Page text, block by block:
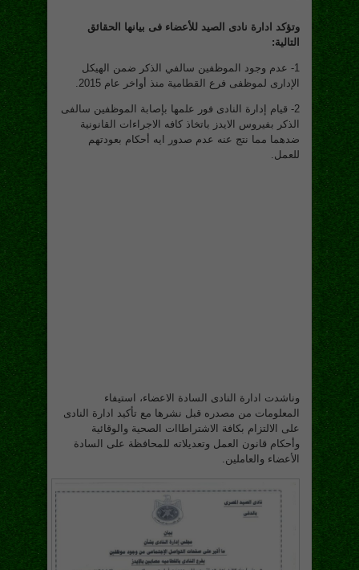
وتؤكد ادارة نادى الصيد للأعضاء فى بيانها الحقائق
التالية:
1- عدم وجود الموظفين سالفي الذكر ضمن الهيكل
الإدارى لموظفى فرع القطامية منذ أواخر عام 2015.
2- قيام إدارة النادى فور علمها بإصابة الموظفين سالفى
الذكر بفيروس الايدز باتخاذ كافه الاجراءات القانونية
ضدهما مما نتج عنه عدم صدور ايه أحكام بعودتهم
للعمل.
وناشدت ادارة النادى السادة الاعضاء، استيفاء
المعلومات من مصدره قبل نشرها مع تأكيد ادارة النادى
على الالتزام بكافة الاشتراطاات الصحية والوقائية
وأحكام قانون العمل وتعديلاته للمحافظة على السادة
الأعضاء والعاملين.